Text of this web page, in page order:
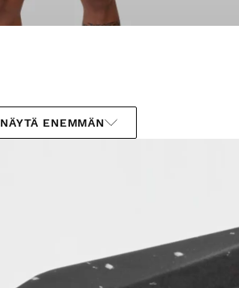
NÄYTÄ ENEMMÄN